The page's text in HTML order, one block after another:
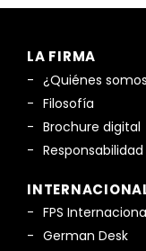
LA FIRMA
¿Quiénes
Filosofía
Brochure digital
FPS
German Desk